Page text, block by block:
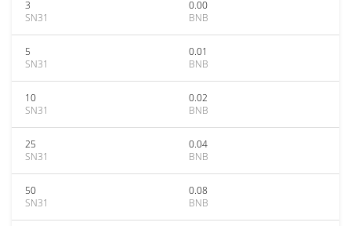
3
SN31
0.00
BNB
5
SN31
0.01
BNB
10
SN31
0.02
BNB
25
SN31
0.04
BNB
50
SN31
0.08
BNB